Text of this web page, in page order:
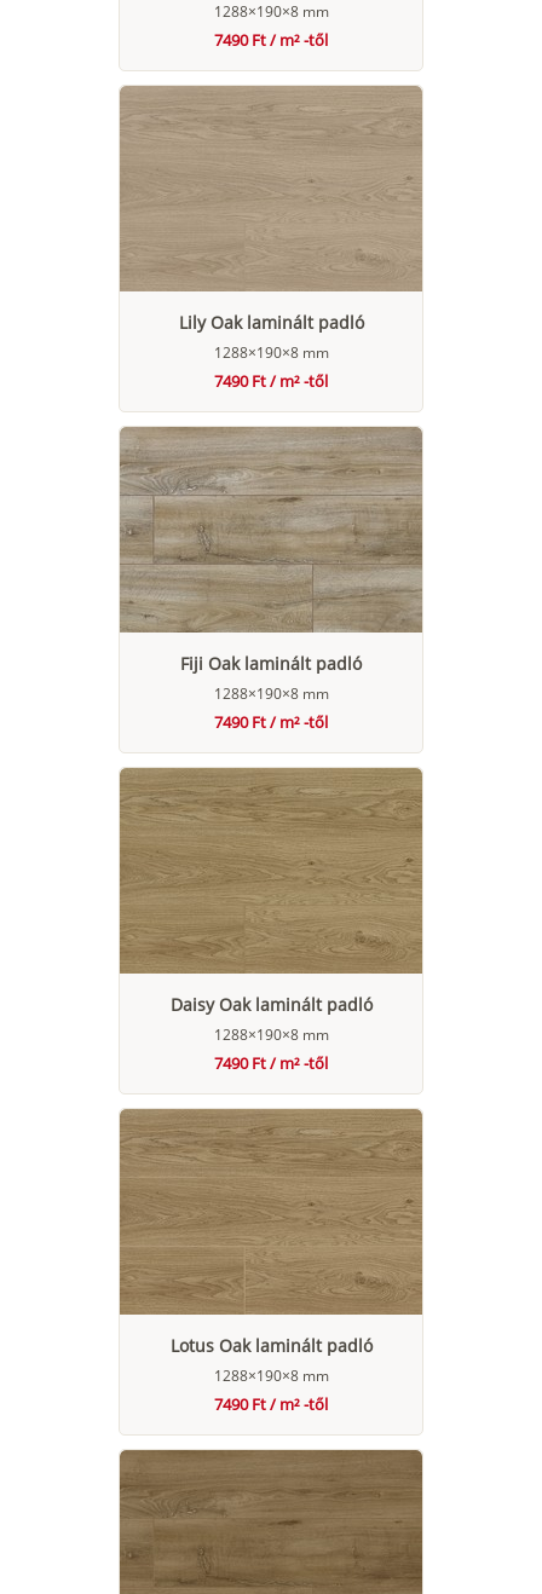
1288×190×8 mm
7490 Ft / m² -től
Lily Oak laminált padló
1288×190×8 mm
7490 Ft / m² -től
Fiji Oak laminált padló
1288×190×8 mm
7490 Ft / m² -től
Daisy Oak laminált padló
1288×190×8 mm
7490 Ft / m² -től
Lotus Oak laminált padló
1288×190×8 mm
7490 Ft / m² -től